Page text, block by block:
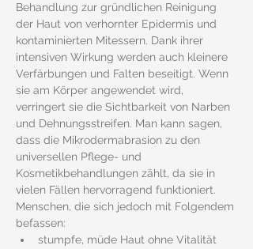
Behandlung zur gründlichen Reinigung
der Haut von verhornter Epidermis und
kontaminierten Mitessern. Dank ihrer
intensiven Wirkung werden auch kleinere
Verfärbungen und Falten beseitigt. Wenn
sie am Körper angewendet wird,
verringert sie die Sichtbarkeit von Narben
und Dehnungsstreifen. Man kann sagen,
dass die Mikrodermabrasion zu den
universellen Pflege- und
Kosmetikbehandlungen zählt, da sie in
vielen Fällen hervorragend funktioniert.
Menschen, die sich jedoch mit Folgendem
befassen:
stumpfe, müde Haut ohne Vitalität